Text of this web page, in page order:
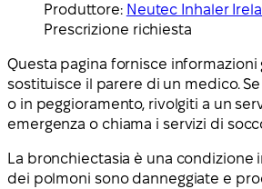
Produttore: Neutec Inhaler
Prescrizione richiesta
Questa pagina fornisce informazioni
sostituisce il parere di un medico.
o in peggioramento, rivolgiti a un
emergenza o chiama i servizi di
La bronchiectasia è una condizione
dei polmoni sono danneggiate e